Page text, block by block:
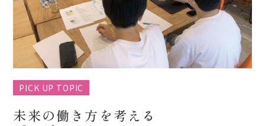
PICK UP TOPIC
未来の働き方を考える